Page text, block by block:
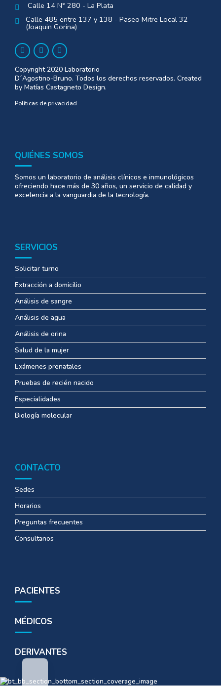
Calle 14 N° 280 - La Plata
Calle 485 entre 137 y 138 - Paseo Mitre Local 32
(Joaquin Gorina)
Copyright 2020 Laboratorio
D´Agostino-Bruno. Todos los derechos reservados. Created
by Matías Castagneto Design.
Políticas de privacidad
QUIÉNES SOMOS
Somos un laboratorio de análisis clínicos e inmunológicos
ofreciendo hace más de 30 años, un servicio de calidad y
excelencia a la vanguardia de la tecnología.
SERVICIOS
Solicitar turno
Extracción a domicilio
Análisis de sangre
Análisis de agua
Análisis de orina
Salud de la mujer
Exámenes prenatales
Pruebas de recién nacido
Especialidades
Biología molecular
CONTACTO
Sedes
Horarios
Preguntas frecuentes
Consultanos
PACIENTES
MÉDICOS
DERIVANTES